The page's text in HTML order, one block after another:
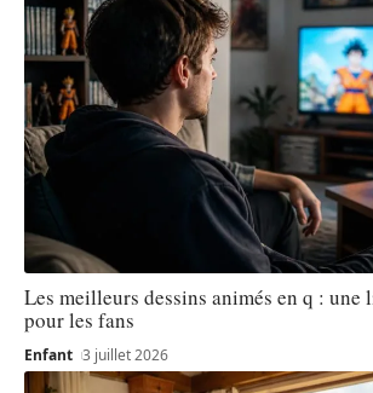
Les meilleurs dessins animés en q : une
pour les fans
Enfant 3 juillet 2026